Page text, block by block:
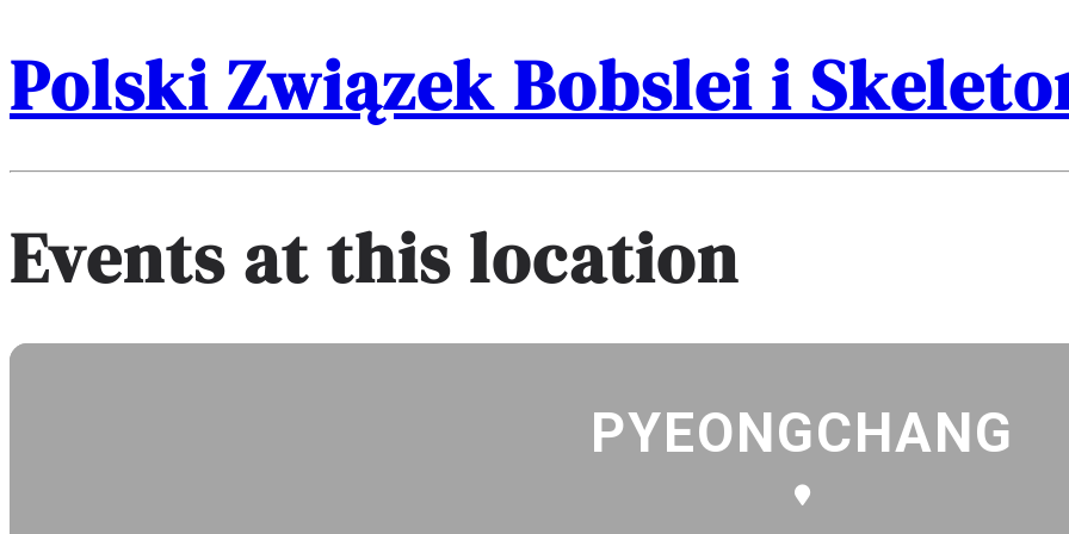
Polski Związek Bobslei i
Events at this location
PYEONGCHANG